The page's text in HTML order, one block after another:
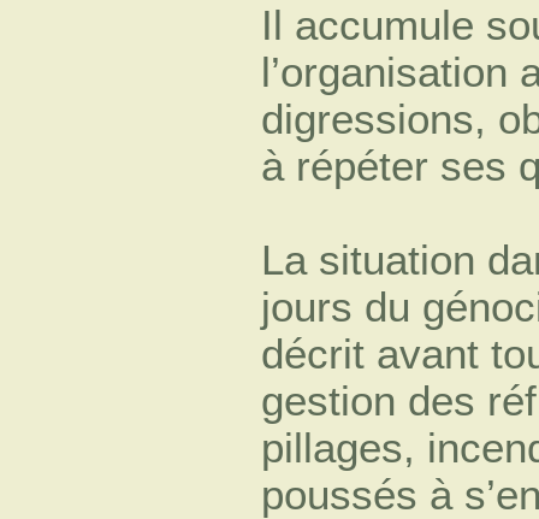
Il accumule
l’organisation
digressions,
à répéter ses
La situation
jours du
décrit avant
gestion des
pillages,
poussés à